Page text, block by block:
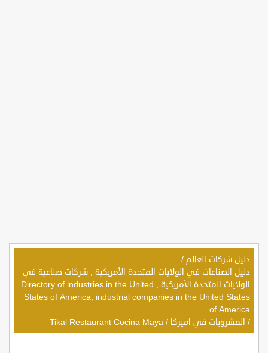
دليل شركات العالم /
دليل الصناعات في الولايات المتحدة الأمريكية , شركات صناعية في
الولايات المتحدة الأمريكية , Directory of industries in the United
States of America, industrial companies in the United States
of America
/ المشروبات في اميركا /
Tikal Restaurant Cocina Maya